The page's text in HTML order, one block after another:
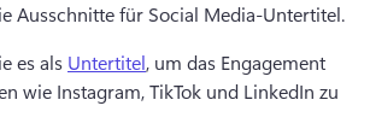
Ausschnitte für Social Media-Untertitel.
es als Untertitel, um das Engagement
wie Instagram, TikTok und LinkedIn zu